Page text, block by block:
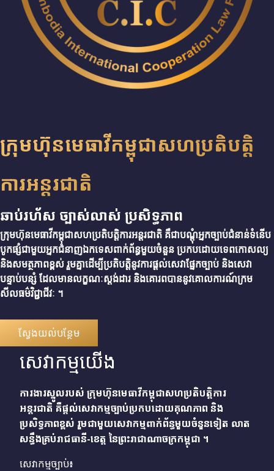
ក្រុមហ៊ុនមេធាវីកម្ពុជាសហប្រតិបត្តិ
ការអន្តរជាតិ
ឆាប់រហ័ស ច្បាស់លាស់ ប្រសិទ្ធភាព
ក្រុមហ៊ុនមេធាវីកម្ពុជាសហប្រតិបត្តិការអន្តរជាតិ គឺជាបណ្តុំអ្នកច្បាប់ជំនាន់ទំនើប
បូកផ្សំជាមួយអ្នកជំនាញឯកទេសពាក់ព័ន្ធមួយចំនួន ​ប្រកបដោយទេពកោសល្យ
និងសមត្ថភាពខ្ពស់ រួមគ្នាដើម្បីប្រតិបតិ្តនូវការផ្តល់សេវាផ្នែកច្បាប់ និងសេវា
បន្ទាប់បន្សំ ដែលមានលក្ខណៈស្តង់ដារ និងគោរពបាននូវគោលការណ៍ក្រម
សីលធម៌វិជ្ជាជីវៈ ។
ស្វែងយល់បន្ថែម
សេវាកម្មយើង
ការងារស្នូលរបស់ ក្រុមហ៊ុនមេធាវីកម្ពុជាសហប្រតិបត្តិការ
អន្តរជាតិ គឺផ្តល់សេវាកម្មច្បាប់ប្រកបដោយគុណភាព និង
ប្រសិទ្ធភាពខ្ពស់ រួមជាមួយសេវាកម្មពាក់ព័ន្ធមួយចំនួនទៀត លាត
សន្ធឹងគ្រប់រាជធានី-ខេត្ត នៃព្រះរាជាណាចក្រកម្ពុជា ។
សេវាកម្មច្បាប់៖